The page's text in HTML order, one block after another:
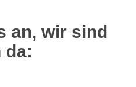
an, wir sind
da: